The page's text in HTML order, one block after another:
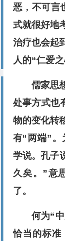
恶，不可言
式就很好地
治疗也会起
人的“仁爱之
儒家思
处事方式也
物的变化转
有“两端”。
学说。孔子
久矣。”意
了。
何为“
恰当的标准